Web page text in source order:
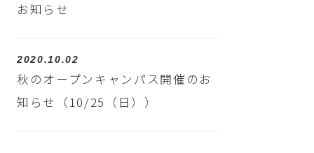
お知らせ
2020.10.02
秋のオープンキャンパス開催のお
知らせ（10/25（日））